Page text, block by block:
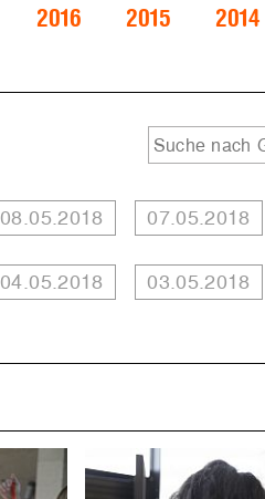
2016 2015 2014
08.05.2018 07.05.2018
04.05.2018 03.05.2018